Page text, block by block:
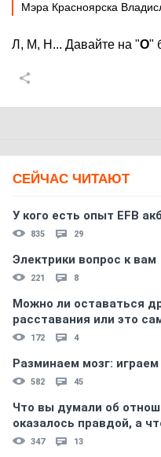
Мэра Красноярска
Л, М, Н... Давайте на "О"
СЕЙЧАС ЧИТАЮТ
У кого есть опыт EFB
835 29
Электрики вопрос к вам
221 8
Можно ли оставаться
расставания или это
172 4
Разминаем мозг:
582 45
Что вы думали об
оказалось правдой, а
347 13